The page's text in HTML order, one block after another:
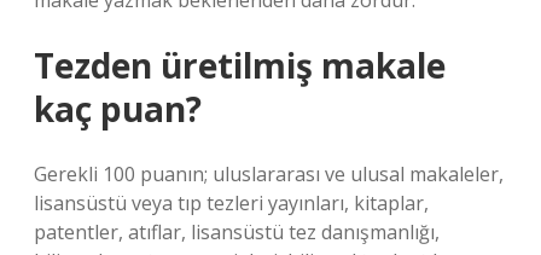
Tezden üretilmiş makale
kaç puan?
Gerekli 100 puanın; uluslararası ve ulusal makaleler,
lisansüstü veya tıp tezleri yayınları, kitaplar,
patentler, atıflar, lisansüstü tez danışmanlığı,